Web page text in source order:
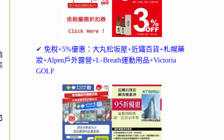
✔ 免稅+5%優惠：大丸松坂屋+近鐵百貨+札幌藥
妝+Alpen戶外露營+L-Breath運動用品+Victoria
GOLF